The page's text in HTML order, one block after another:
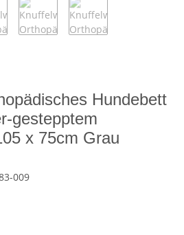
Hundebett
gestepptem
x 75cm Grau
009